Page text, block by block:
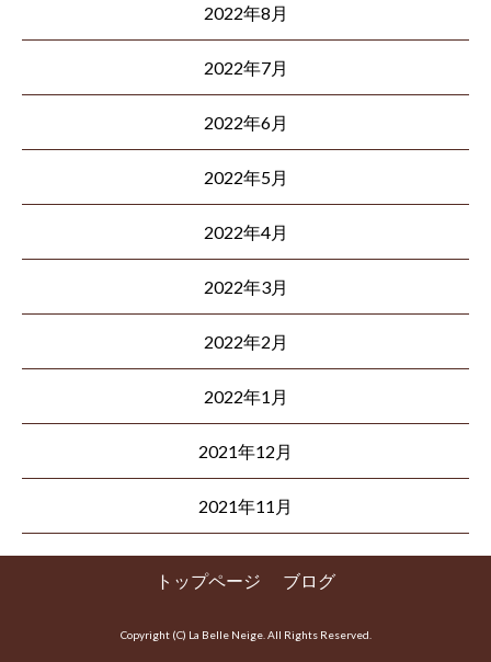
2022年8月
2022年7月
2022年6月
2022年5月
2022年4月
2022年3月
2022年2月
2022年1月
2021年12月
2021年11月
トップページ ブログ
Copyright (C) La Belle Neige. All Rights Reserved.